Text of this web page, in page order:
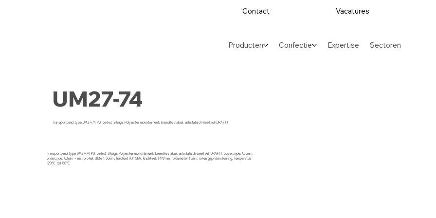
Contact Vacatures
Producten Confectie Expertise Sectoren
UM27-74
Transportband type UM27-74 PU, petrol, 2-laags Polyester monofilament, breedtestabiel, antistatisch weefsel (DRAFT)
Transportband type UM27-74 PU, petrol, 2-laags Polyester monofilament, breedtestabiel, antistatisch weefsel (DRAFT), bovenzijde: 0,3mm,
onderzijde: 0,1mm + mat profiel, dikte 1,50mm, hardheid 93° ShA, kracht-rek 14N/mm, roldiameter 15mm, rol-en glijondersteuning, temperatuur
-20°C tot 80°C